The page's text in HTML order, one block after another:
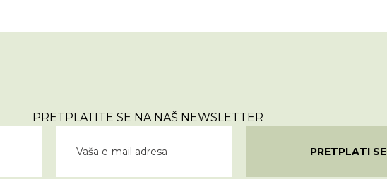
PRETPLATITE SE NA NAŠ NEWSLETTER
PRETPLATI SE